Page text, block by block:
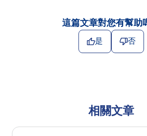
這篇文章對您有幫助
是 否
相關文章